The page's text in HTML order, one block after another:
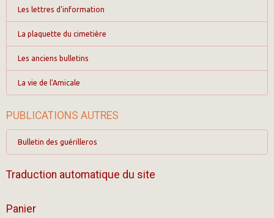
Les lettres d'information
La plaquette du cimetière
Les anciens bulletins
La vie de l'Amicale
PUBLICATIONS AUTRES
Bulletin des guérilleros
Traduction automatique du site
Panier